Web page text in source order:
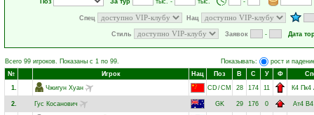
Поз За тур тыс. - тыс. -
Спец Нац
Стиль Заявок - Дата
Всего 99 игроков. Показаны с 1 по 99. Показывать:
рост и
№
Игрок Нац Поз В С У Ф
1.
Чжигун Хуан CD /CM 28 174 11 К4 Пк4
2. Гус Косанович GK 29 176 0 Ат4 В4